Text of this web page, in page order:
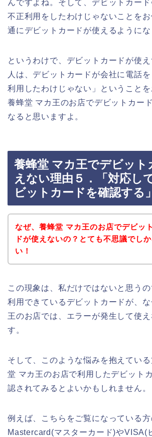
んですよね。そして、デビットカー
不正利用をしたわけじゃないことを
通にデビットカードが使えるようにな
というわけで、デビットカードが使
人は、デビットカードが会社に電話
利用したわけじゃない」ということを
養蜂堂 マカ王のお店でデビットカー
なると思いますよ。
養蜂堂 マカ王でデビット
えない理由５．「対応し
ビットカードを確認する」
なぜ、養蜂堂 マカ王のお店でデビッ
ドが使えないの？とても不思議でし
い！
この現象は、私だけではないと思う
利用できているデビットカードが、
王のお店では、エラーが発生して使
す。
そして、このような悩みを抱えてい
堂 マカ王のお店で利用したデビット
認されてみるとよいかもしれません。
例えば、こちらをご覧になっている方
Mastercard(マスターカード)やVISA(